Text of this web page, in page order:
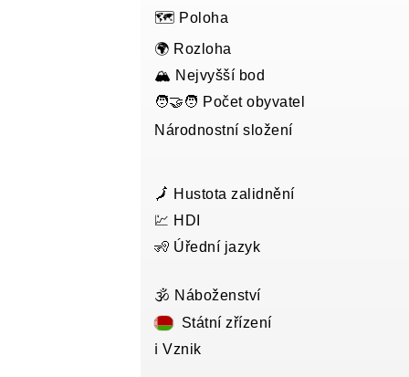
🗺️ Poloha
🌍 Rozloha
🏔️ Nejvyšší bod
🧑‍🤝‍🧑 Počet obyvatel
Národnostní složení
🗾 Hustota zalidnění
💹 HDI
🧏 Úřední jazyk
🕉️ Náboženství
Státní zřízení
ℹ️ Vznik